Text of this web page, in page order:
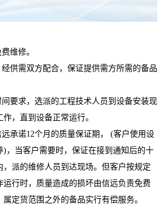
维修。
供需双方配合，保证提供需方所需的备品
要求，选派的工程技术人员到设备安装现
，直到设备正常运行。
承诺12个月的质量保证期， (客户使用设
)，当客户需要时，保证在接到通知后的十
，派的维修人员到达现场。但客户按规定
运行时，质量造成的损坏由信远负责免费
定货范围之外的备品实行有偿服务。